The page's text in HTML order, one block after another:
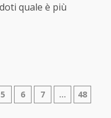
quale è più
5 6 7 …
48